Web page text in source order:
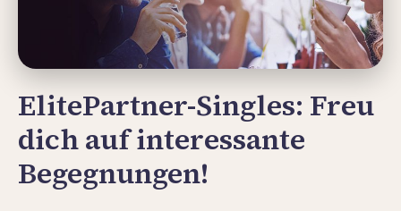
ElitePartner-Singles: Freu
dich auf interessante
Begegnungen!